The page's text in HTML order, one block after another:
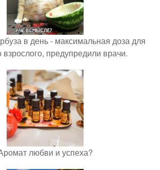
в день - максимальная доза для
взрослого, предупредили врачи.
любви и успеха?